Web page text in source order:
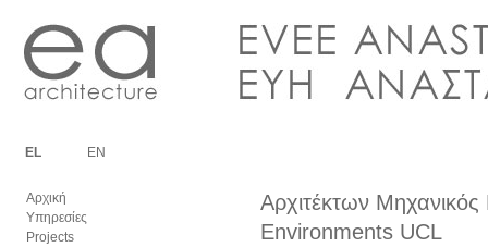
EL EN
Αρχική
Υπηρεσίες
Projects
Αρχιτέκτων
Environments UCL